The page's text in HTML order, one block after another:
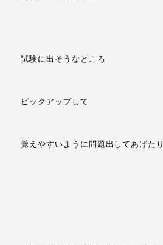
試験に出そうなところ
ピックアップして
覚えやすいように問題出してあげたり